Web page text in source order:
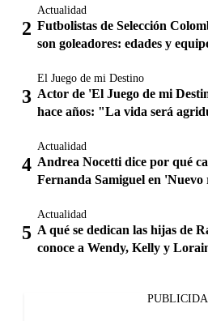
Actualidad
Futbolistas de Selección
son goleadores: edades y
El Juego de mi Destino
Actor de 'El Juego de mi
hace años: "La vida será
Actualidad
Andrea Nocetti dice por qué
Fernanda Samiguel en
Actualidad
A qué se dedican las hijas de
conoce a Wendy, Kelly y